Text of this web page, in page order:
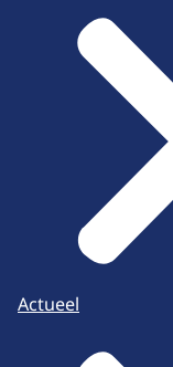
Actueel